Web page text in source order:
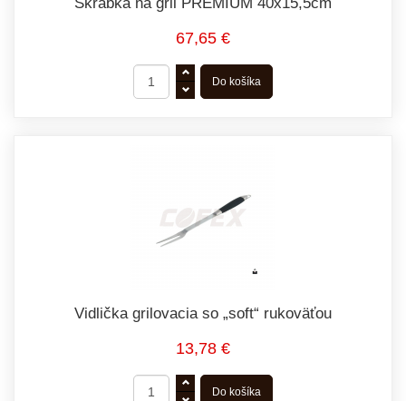
67,65 €
Vidlička grilovacia so „soft“ rukoväťou
13,78 €